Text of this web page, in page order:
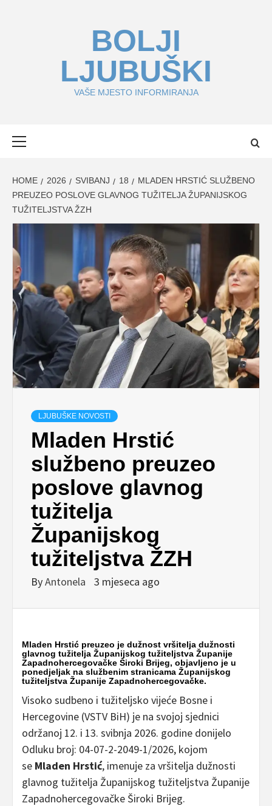
BOLJI
LJUBUŠKI
VAŠE MJESTO INFORMIRANJA
HOME 2026 SVIBANJ 18
MLADEN HRSTIĆ SLUŽBENO
PREUZEO POSLOVE GLAVNOG TUŽITELJA ŽUPANIJSKOG
TUŽITELJSTVA ŽZH
LJUBUŠKE NOVOSTI
Mladen Hrstić
službeno preuzeo
poslove glavnog
tužitelja
Županijskog
tužiteljstva ŽZH
ByAntonela 3 mjeseca ago
Mladen Hrstić preuzeo je dužnost vršitelja dužnosti
glavnog tužitelja Županijskog tužiteljstva Županije
Zapadnohercegovačke Široki Brijeg, objavljeno je u
ponedjeljak na službenim stranicama Županijskog
tužiteljstva Županije Zapadnohercegovačke.
Visoko sudbeno i tužiteljsko vijeće Bosne i
Hercegovine (VSTV BiH) je na svojoj sjednici
održanoj 12. i 13. svibnja 2026. godine donijelo
Odluku broj: 04-07-2-2049-1/2026, kojom
se Mladen Hrstić, imenuje za vršitelja dužnosti
glavnog tužitelja Županijskog tužiteljstva Županije
Zapadnohercegovačke Široki Brijeg.